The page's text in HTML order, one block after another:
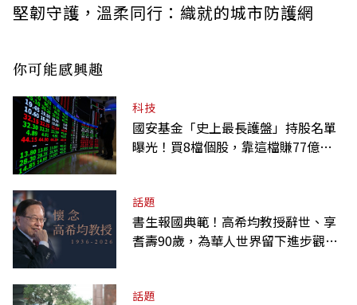
堅韌守護，溫柔同行：織就的城市防護網
你可能感興趣
科技
國安基金「史上最長護盤」持股名單
曝光！買8檔個股，靠這檔賺77億最
話題
書生報國典範！高希均教授辭世、享
耆壽90歲，為華人世界留下進步觀念
話題